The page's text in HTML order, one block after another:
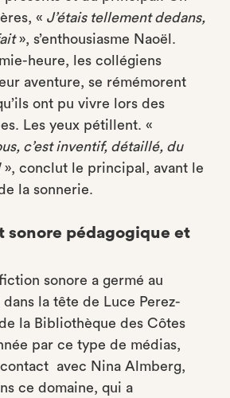
« J’étais tellement dedans,
», s’enthousiasme Naoël.
heure, les collégiens
aventure, se rémémorent
ont pu vivre lors des
Les yeux pétillent. «
c’est inventif, détaillé, du
», conclut le principal, avant le
la sonnerie.
sonore pédagogique et
sonore a germé au
la tête de Luce Perez-
la Bibliothèque des Côtes
par ce type de médias,
avec Nina Almberg,
ce domaine, qui a